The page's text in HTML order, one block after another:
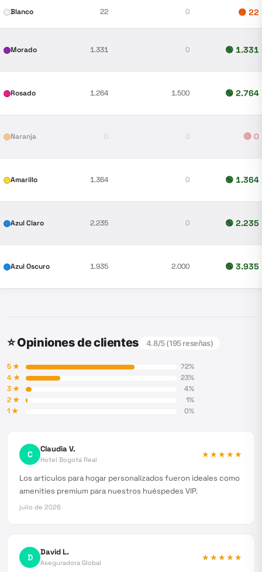
Blanco 22 0 🟡 22
Morado 1.331 0 🟢 1.331
Rosado 1.264 1.500 🟢 2.764
Naranja 0 0 🔴 0
Amarillo 1.364 0 🟢 1.364
Azul Claro 2.235 0 🟢 2.235
Azul Oscuro 1.935 2.000 🟢 3.935
⭐ Opiniones de clientes 4.8/5 (195reseñas)
5★ 72%
4★ 23%
3★ 4%
2★ 1%
1★ 0%
C Claudia V.
Hotel Bogotá Real
★★★★★
Los artículos para hogar personalizados fueron ideales como
amenities premium para nuestros huéspedes VIP.
julio de 2026
D David L.
Aseguradora Global
★★★★★